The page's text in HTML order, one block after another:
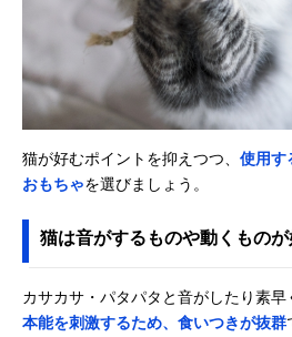
猫が好むポイントを抑えつつ、 使用す
おもちゃを選びましょう。
猫は音がするものや動くものが
カサカサ・パタパタと音がしたり素早
本能を刺激するため、食いつきが抜群